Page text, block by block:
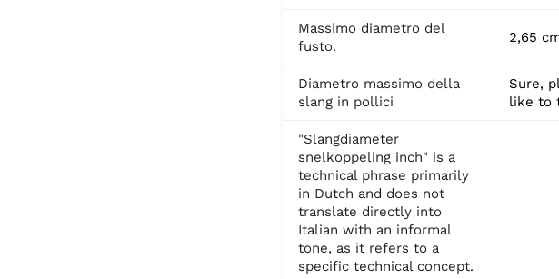
Massimo diametro del
fusto.
2,65
Diametro massimo della
slang in pollici
Sure,
like to
"Slangdiameter
snelkoppeling inch" is a
technical phrase primarily
in Dutch and does not
translate directly into
Italian with an informal
tone, as it refers to a
specific technical concept.